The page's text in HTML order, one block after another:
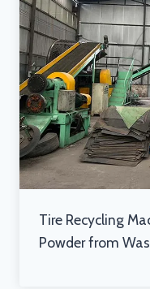
Tire Recycling
Powder from